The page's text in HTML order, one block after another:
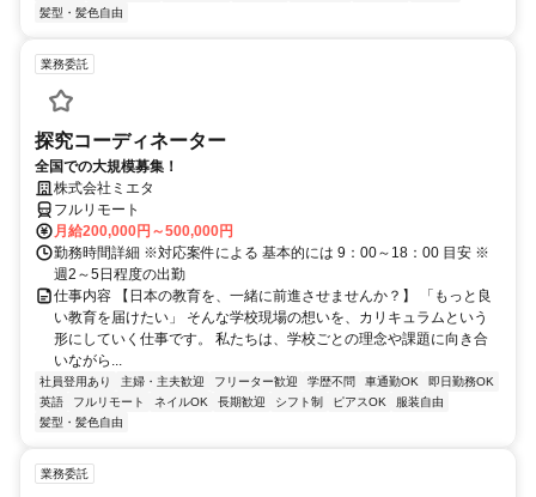
髪型・髪色自由
業務委託
探究コーディネーター
全国での大規模募集！
株式会社ミエタ
フルリモート
月給200,000円～500,000円
勤務時間詳細 ※対応案件による 基本的には 9：00～18：00 目安 ※
週2～5日程度の出勤
仕事内容 【日本の教育を、一緒に前進させませんか？】 「もっと良
い教育を届けたい」 そんな学校現場の想いを、カリキュラムという
形にしていく仕事です。 私たちは、学校ごとの理念や課題に向き合
いながら...
社員登用あり 主婦・主夫歓迎 フリーター歓迎 学歴不問 車通勤OK
即日勤務OK
英語
フルリモート ネイルOK 長期歓迎 シフト制 ピアスOK
服装自由
髪型・髪色自由
業務委託